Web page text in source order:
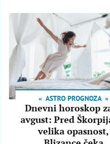
ASTRO PROGNOZA
Dnevni horoskop
avgust: Pred
velika opasnost,